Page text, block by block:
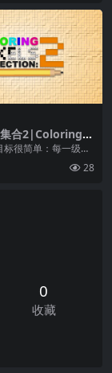
合2|Coloring P
2中文
很简单：每一级都
的像素，您的工作
。每...
28
0
收藏